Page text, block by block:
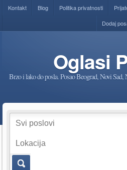
Kontakt Blog Politika privatnosti
Dodaj
Oglasi
Brzo i lako do posla. Posao Beograd, Novi